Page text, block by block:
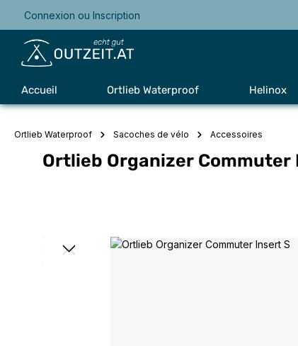
à la navigation principale
Connexion ou Inscription
Accueil Ortlieb Waterproof Helinox
Ortlieb Waterproof Sacoches de vélo Accessoires
Ortlieb Organizer Commuter
Ignorer la galerie d'images